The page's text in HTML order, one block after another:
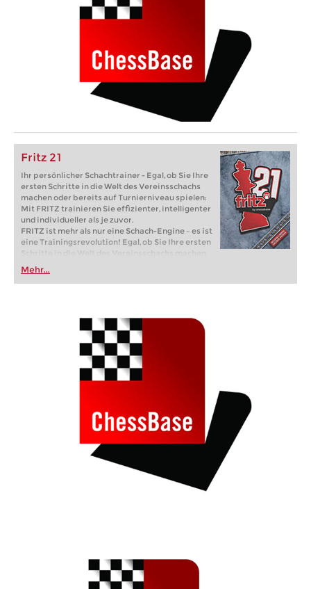
Fritz 21
Ihr persönlicher Schachtrainer - Egal, ob Sie Ihre
ersten Schritte in die Welt des Vereinsschachs
machen oder bereits auf Turnierniveau spielen:
Mit FRITZ trainieren Sie effizienter, intelligenter
und individueller als je zuvor.
FRITZ ist mehr als nur eine Schach-Engine – es ist
eine Trainingsrevolution! Egal, ob Sie Ihre ersten
Schritte in die Welt des Vereinsschachs machen
oder bereits auf Turnierniveau spielen: Mit
FRITZ trainieren Sie effizienter, intelligenter und
individueller als je zuvor.
Mehr...